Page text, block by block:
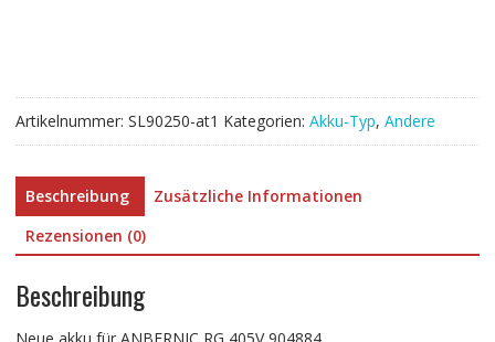
Artikelnummer: SL90250-at1 Kategorien: Akku-Typ, Andere
Beschreibung
Zusätzliche Informationen
Rezensionen (0)
Beschreibung